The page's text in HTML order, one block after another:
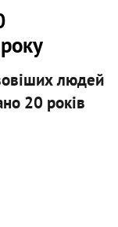
людей
20 років